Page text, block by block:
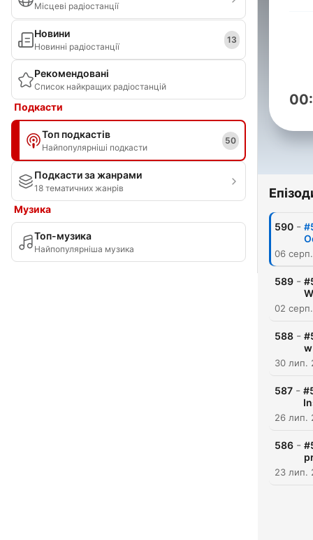
Місцеві радіостанції
Новини
Новинні радіостанції
13
Рекомендовані
Список найкращих радіостанцій
Подкасти
Топ подкастів
Найпопулярніші подкасти
50
Подкасти за жанрами
18 тематичних жанрів
Музика
Топ-музика
Найпопулярніша музика
590 -
06
589 -
02
588 -
30 лип.
587 -
26 лип.
586 -
23 лип.